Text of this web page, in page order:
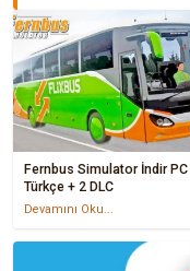
Fernbus Simulator İndir PC
Türkçe + 2 DLC
Devamını Oku...